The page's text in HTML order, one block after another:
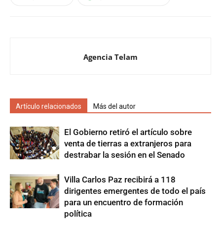
Agencia Telam
Artículo relacionados Más del autor
El Gobierno retiró el artículo sobre
venta de tierras a extranjeros para
destrabar la sesión en el Senado
Villa Carlos Paz recibirá a 118
dirigentes emergentes de todo el país
para un encuentro de formación
política